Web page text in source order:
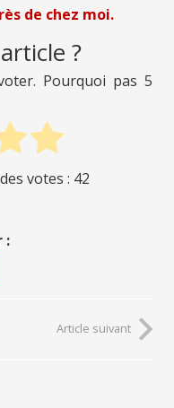
de chez moi.
?
Pourquoi pas 5
votes : 42
:
Article suivant